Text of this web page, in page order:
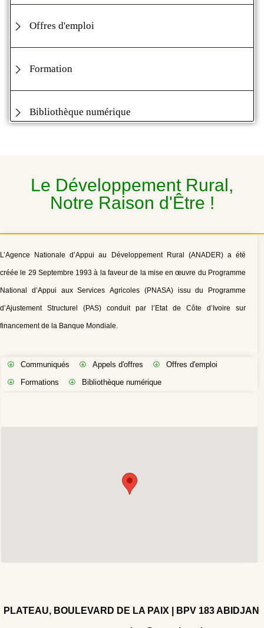
Offres d'emploi
Formation
Bibliothèque numérique
Le Développement Rural,
Notre Raison d'Être !
L’Agence Nationale d’Appui au Développement Rural (ANADER) a été
créée le 29 Septembre 1993 à la faveur de la mise en œuvre du Programme
National d’Appui aux Services Agricoles (PNASA) issu du Programme
d’Ajustement Structurel (PAS) conduit par l’Etat de Côte d’Ivoire sur
financement de la Banque Mondiale.
Communiqués Appels d'offres
Offres d'emploi
Formations
Bibliothèque numérique
PLATEAU, BOULEVARD DE LA PAIX | BPV 183 ABIDJAN